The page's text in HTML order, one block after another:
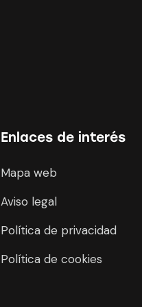
Enlaces de interés
Mapa web
Aviso legal
Política de privacidad
Política de cookies